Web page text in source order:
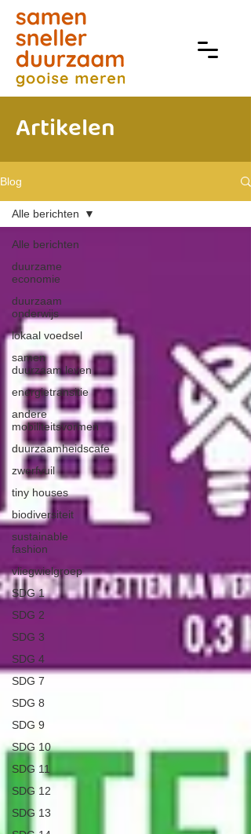
Artikelen
Blog
Alle berichten
duurzame
economie
duurzaam
onderwijs
lokaal voedsel
samen
duurzaam leven
energietransitie
andere
mobiliteitsvormen
duurzaamheidscafe
zwerfvuil
tiny houses
biodiversiteit
sustainable
fashion
vliegwielgroep
SDG 1
SDG 2
SDG 3
SDG 4
SDG 7
SDG 8
SDG 9
SDG 10
SDG 11
SDG 12
SDG 13
Alle berichten